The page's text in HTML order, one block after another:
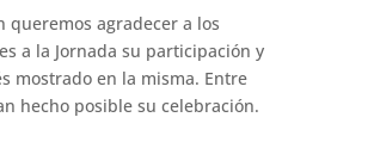
queremos agradecer a los
a la Jornada su participación y
mostrado en la misma. Entre
hecho posible su celebración.